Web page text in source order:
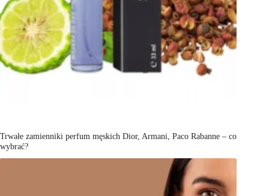
Trwałe zamienniki perfum męskich Dior, Armani, Paco Rabanne – co
wybrać?